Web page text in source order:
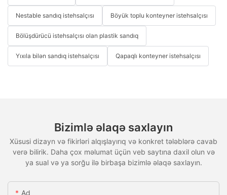
Nestable sandıq istehsalçısı Böyük toplu konteyner istehsalçısı
Bölüşdürücü istehsalçısı olan plastik sandıq
Yıxıla bilən sandıq istehsalçısı Qapaqlı konteyner istehsalçısı
Bizimlə əlaqə saxlayın
Xüsusi dizayn və fikirləri alqışlayırıq və konkret tələblərə cavab
verə bilirik. Daha çox məlumat üçün veb saytına daxil olun və
ya sual və ya sorğu ilə birbaşa bizimlə əlaqə saxlayın.
Ad